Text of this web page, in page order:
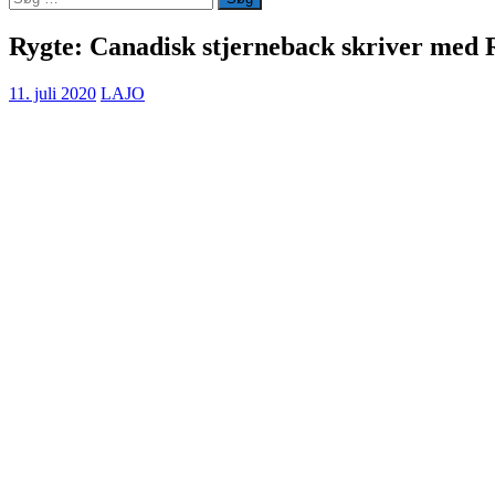
efter:
Rygte: Canadisk stjerneback skriver med
11. juli 2020 LAJO